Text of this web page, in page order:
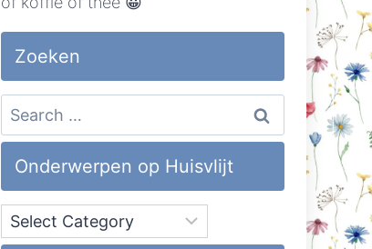
Zoeken
Search
for:
Onderwerpen op Huisvlijt
Onderwerpen
op